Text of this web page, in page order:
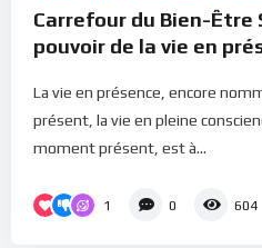
Carrefour du Bien-Être
pouvoir de la vie en
La vie en présence, encore
présent, la vie en pleine
moment présent, est à...
1 0 604